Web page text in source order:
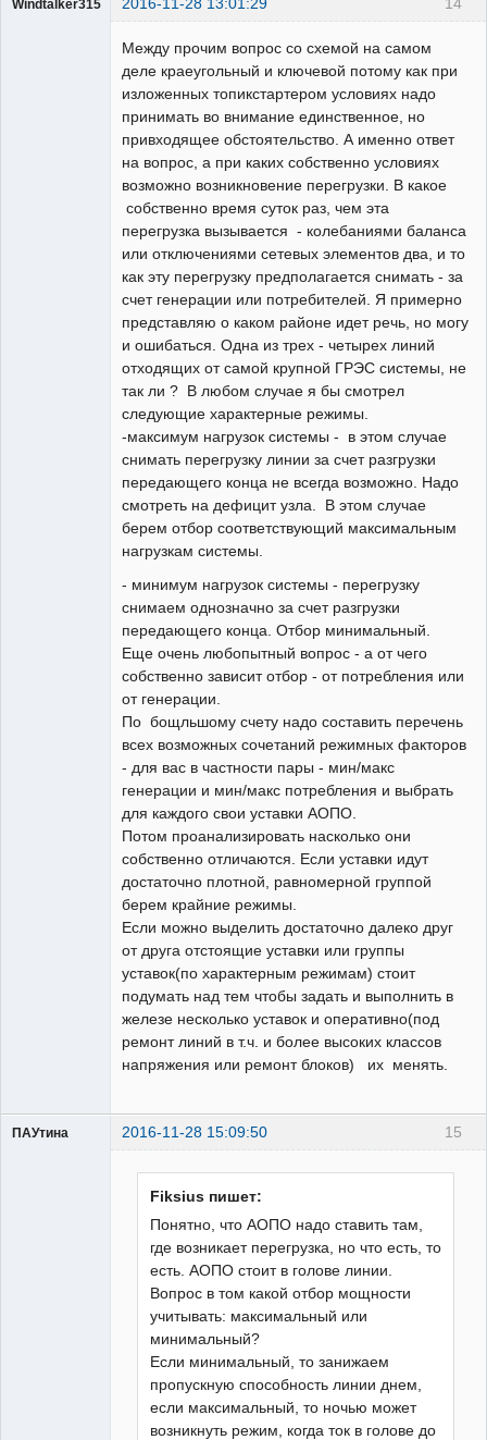
Windtalker315
Между прочим вопрос со схемой на самом
деле краеугольный и ключевой потому как при
изложенных топикстартером условиях надо
принимать во внимание единственное, но
привходящее обстоятельство. А именно ответ
на вопрос, а при каких собственно условиях
возможно возникновение перегрузки. В какое
собственно время суток раз, чем эта
перегрузка вызывается - колебаниями баланса
или отключениями сетевых элементов два, и то
как эту перегрузку предполагается снимать - за
счет генерации или потребителей. Я примерно
представляю о каком районе идет речь, но могу
и ошибаться. Одна из трех - четырех линий
отходящих от самой крупной ГРЭС системы, не
так ли ? В любом случае я бы смотрел
следующие характерные режимы.
-максимум нагрузок системы - в этом случае
снимать перегрузку линии за счет разгрузки
передающего конца не всегда возможно. Надо
смотреть на дефицит узла. В этом случае
берем отбор соответствующий максимальным
нагрузкам системы.
- минимум нагрузок системы - перегрузку
снимаем однозначно за счет разгрузки
передающего конца. Отбор минимальный.
Еще очень любопытный вопрос - а от чего
собственно зависит отбор - от потребления или
от генерации.
По бощльшому счету надо составить перечень
всех возможных сочетаний режимных факторов
- для вас в частности пары - мин/макс
генерации и мин/макс потребления и выбрать
для каждого свои уставки АОПО.
Потом проанализировать насколько они
собственно отличаются. Если уставки идут
достаточно плотной, равномерной группой
берем крайние режимы.
Если можно выделить достаточно далеко друг
от друга отстоящие уставки или группы
уставок(по характерным режимам) стоит
подумать над тем чтобы задать и выполнить в
железе несколько уставок и оперативно(под
ремонт линий в т.ч. и более высоких классов
напряжения или ремонт блоков) их менять.
15
ПАУтина 2016-11-28 15:09:50
Fiksius пишет:
Понятно, что АОПО надо ставить там,
где возникает перегрузка, но что есть, то
есть. АОПО стоит в голове линии.
Вопрос в том какой отбор мощности
учитывать: максимальный или
минимальный?
Если минимальный, то занижаем
пропускную способность линии днем,
если максимальный, то ночью может
возникнуть режим, когда ток в голове до